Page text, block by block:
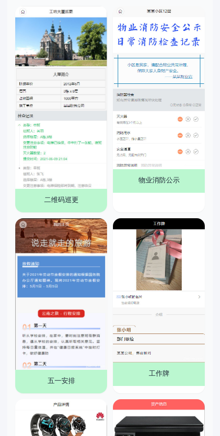
二维码巡更
物业消防公示
五一安排
工作牌